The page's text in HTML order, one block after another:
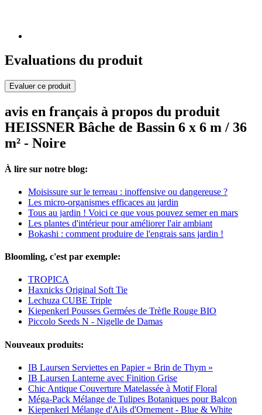
Evaluations du produit
Evaluer ce produit
avis en français à propos du produit
HEISSNER Bâche de Bassin 6 x 6 m / 36
m² - Noire
À lire sur notre blog:
Moisissure sur le terreau : inoffensive ou dangereuse ?
Les micro-organismes efficaces au jardin
Tous au jardin ! Voici ce que vous pouvez semer en mars
Les plantes d'intérieur pour améliorer l'air ambiant
Bokashi : comment produire de l'engrais sans jardin !
Bloomling, c'est par exemple:
TROPICA
Haxnicks Original Soft Tie
Lechuza CUBE Triple
Kiepenkerl Pousses Germées de Trèfle Rouge BIO
Piccolo Seeds N - Nigelle de Damas
Nouveaux produits:
IB Laursen Serviettes en Papier « Brin de Thym »
IB Laursen Lanterne avec Finition Grise
Chic Antique Couverture Matelassée à Motif Floral
Méga-Pack Mélange de Tulipes Botaniques pour Balcon
Kiepenkerl Mélange d'Ails d'Ornement - Blue & White